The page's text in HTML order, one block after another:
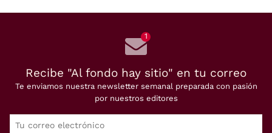
1
Recibe "Al fondo hay sitio" en tu correo
Te enviamos nuestra newsletter semanal preparada con pasión
por nuestros editores